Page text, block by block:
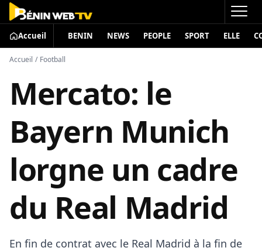
Accueil BENIN NEWS PEOPLE SPORT ELLE
Accueil / Football
Mercato: le
Bayern Munich
lorgne un cadre
du Real Madrid
En fin de contrat avec le Real Madrid à la fin de